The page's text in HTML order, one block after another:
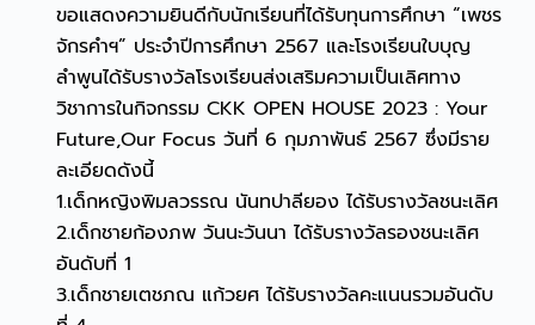
ขอแสดงความยินดีกับนักเรียนที่ได้รับทุนการศึกษา “เพชร
จักรคำฯ” ประจำปีการศึกษา 2567 และโรงเรียนใบบุญ
ลำพูนได้รับรางวัลโรงเรียนส่งเสริมความเป็นเลิศทาง
วิชาการในกิจกรรม CKK OPEN HOUSE 2023 : Your
Future,Our Focus วันที่ 6 กุมภาพันธ์ 2567 ซึ่งมีราย
ละเอียดดังนี้
1.เด็กหญิงพิมลวรรณ นันทปาลียอง ได้รับรางวัลชนะเลิศ
2.เด็กชายก้องภพ วันนะวันนา ได้รับรางวัลรองชนะเลิศ
อันดับที่ 1
3.เด็กชายเตชภณ แก้วยศ ได้รับรางวัลคะแนนรวมอันดับ